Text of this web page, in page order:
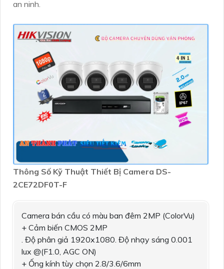
an ninh.
Thông Số Kỹ Thuật Thiết Bị Camera DS-
2CE72DF0T-F
Camera bán cầu có màu ban đêm 2MP (ColorVu)
+ Cảm biến CMOS 2MP
. Độ phân giả 1920x1080. Độ nhạy sáng 0.001
lux @(F1.0, AGC ON)
+ Ống kính tùy chọn 2.8/3.6/6mm